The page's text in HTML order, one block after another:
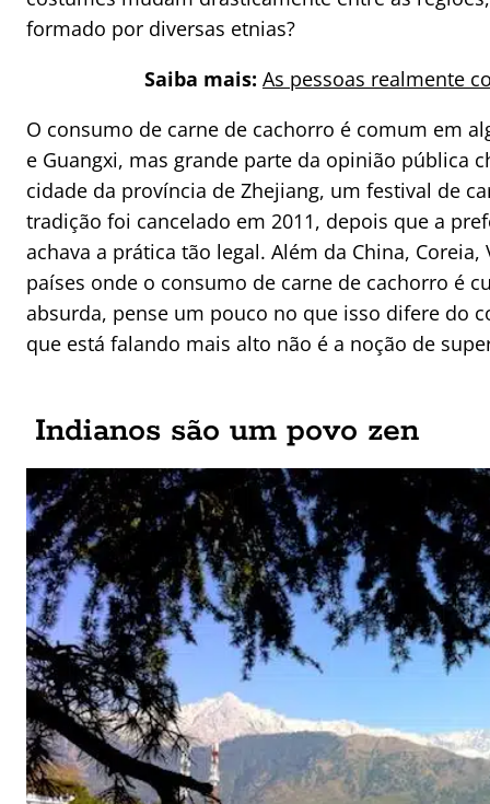
formado por diversas etnias?
Saiba mais: As pessoas realmente
O consumo de carne de cachorro é comum em
e Guangxi, mas grande parte da opinião pública
cidade da província de Zhejiang, um festival de
tradição foi cancelado em 2011, depois que a
achava a prática tão legal. Além da China,
países onde o consumo de carne de cachorro é
absurda, pense um pouco no que isso difere do
que está falando mais alto não é a noção de
Indianos são um povo zen